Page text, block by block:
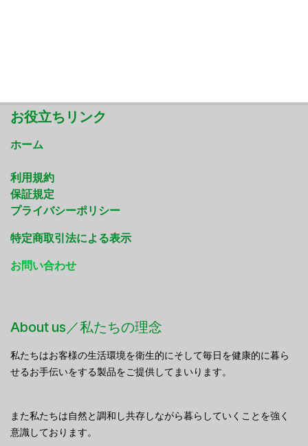
お役立ちリンク
ホーム
利用規約
保証規定
プライバシーポリシー
特定商取引法による表示
お問い合わせ
About us／私たちの理念
私たちはお客様の生活環境を衛生的にそして毎日を健康的に暮ら
せるお手伝いをする製品をご提供してまいります。
また私たちは自然と調和し共存しながら暮らしていくことを強く
意識しております。